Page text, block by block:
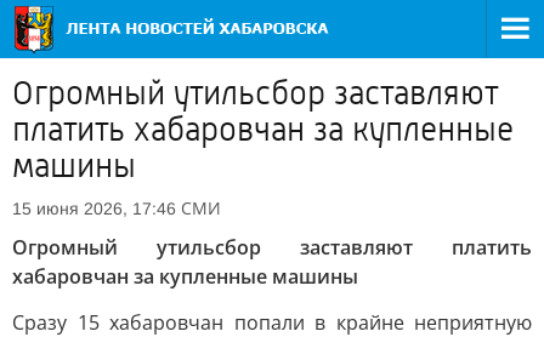
Огромный утильсбор заставляют
платить хабаровчан за купленные
машины
15 июня 2026, 17:46 СМИ
Огромный утильсбор заставляют платить
хабаровчан за купленные машины
Сразу 15 хабаровчан попали в крайне неприятную